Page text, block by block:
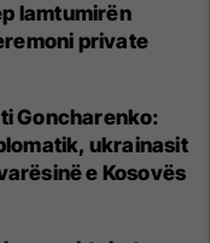
lamtumirën
private
Goncharenko:
ukrainasit
e Kosovës